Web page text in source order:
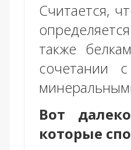
Считается,
также
сочетании
Вот
которые